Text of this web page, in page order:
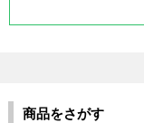
商品をさがす